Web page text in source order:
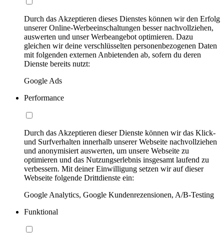
Durch das Akzeptieren dieses Dienstes können wir den Erfolg
unserer Online-Werbeeinschaltungen besser nachvollziehen,
auswerten und unser Werbeangebot optimieren. Dazu
gleichen wir deine verschlüsselten personenbezogenen Daten
mit folgenden externen Anbietenden ab, sofern du deren
Dienste bereits nutzt:
Google Ads
Performance
Durch das Akzeptieren dieser Dienste können wir das Klick-
und Surfverhalten innerhalb unserer Webseite nachvollziehen
und anonymisiert auswerten, um unsere Webseite zu
optimieren und das Nutzungserlebnis insgesamt laufend zu
verbessern. Mit deiner Einwilligung setzen wir auf dieser
Webseite folgende Drittdienste ein:
Google Analytics, Google Kundenrezensionen, A/B-Testing
Funktional